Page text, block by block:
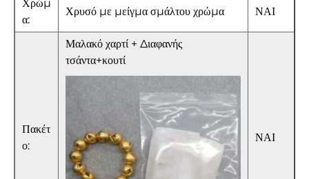
Χρώμ
α:
Χρυσό με μείγμα σμάλτου χρώμα ΝΑΙ
Πακέτ
ο:
Μαλακό χαρτί + Διαφανής
τσάντα+κουτί
ΝΑΙ